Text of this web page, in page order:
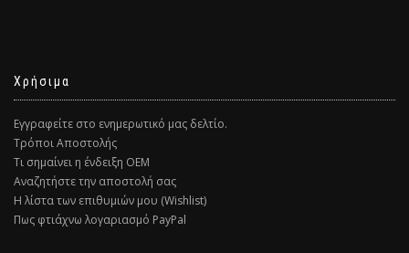
Χρήσιμα
Εγγραφείτε στο ενημερωτικό μας δελτίο.
Τρόποι Αποστολής
Τι σημαίνει η ένδειξη ΟΕΜ
Αναζητήστε την αποστολή σας
Η λίστα των επιθυμιών μου (Wishlist)
Πως φτιάχνω λογαριασμό PayPal